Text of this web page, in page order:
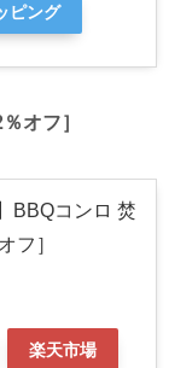
ピング
オフ］
BBQコンロ 焚
フ］
楽天市場